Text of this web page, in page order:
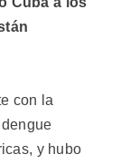
con la
y hubo